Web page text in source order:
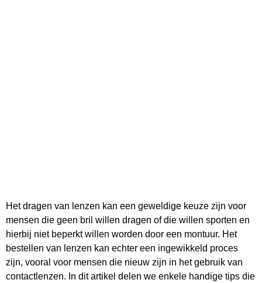
Het dragen van lenzen kan een geweldige keuze zijn voor
mensen die geen bril willen dragen of die willen sporten en
hierbij niet beperkt willen worden door een montuur. Het
bestellen van lenzen kan echter een ingewikkeld proces
zijn, vooral voor mensen die nieuw zijn in het gebruik van
contactlenzen. In dit artikel delen we enkele handige tips die